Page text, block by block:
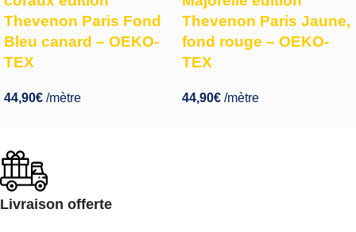
Thevenon Paris Fond
Bleu canard – OEKO-
TEX
44,90€ /mètre
Thevenon Paris Jaune,
fond rouge – OEKO-
TEX
44,90€ /mètre
Livraison offerte